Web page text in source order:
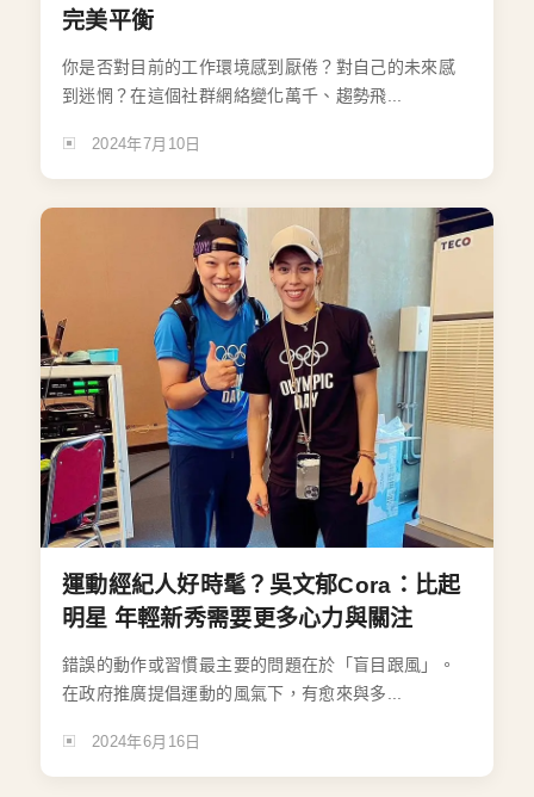
完美平衡
你是否對目前的工作環境感到厭倦？對自己的未來感
到迷惘？在這個社群網絡變化萬千、趨勢飛...
2024年7月10日
運動經紀人好時髦？吳文郁Cora：比起
明星 年輕新秀需要更多心力與關注
錯誤的動作或習慣最主要的問題在於「盲目跟風」。
在政府推廣提倡運動的風氣下，有愈來與多...
2024年6月16日